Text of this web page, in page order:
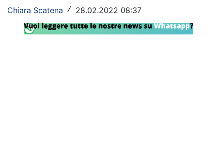
Lazio Women
Rassegna Lazio
Chiara Scatena / 28.02.2022 08:37